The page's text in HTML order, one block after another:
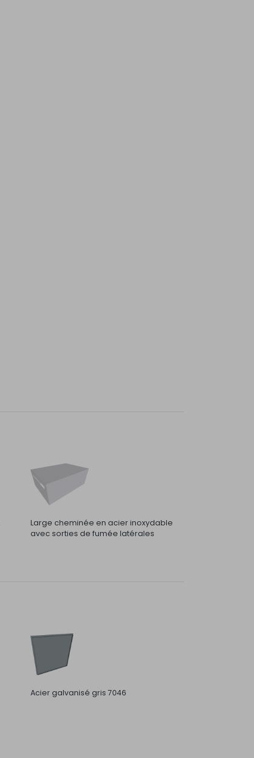
Large cheminée en acier inoxydable
avec sorties de fumée latérales
Acier galvanisé gris 7046